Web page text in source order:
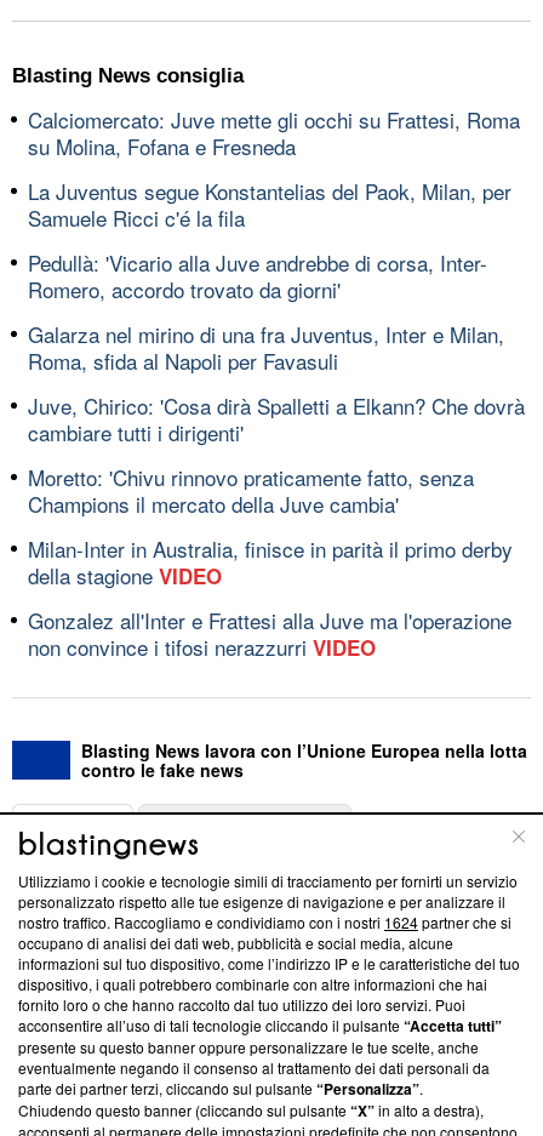
Blasting News consiglia
Calciomercato: Juve mette gli occhi su Frattesi, Roma
su Molina, Fofana e Fresneda
La Juventus segue Konstantelias del Paok, Milan, per
Samuele Ricci c'é la fila
Pedullà: 'Vicario alla Juve andrebbe di corsa, Inter-
Romero, accordo trovato da giorni'
Galarza nel mirino di una fra Juventus, Inter e Milan,
Roma, sfida al Napoli per Favasuli
Juve, Chirico: 'Cosa dirà Spalletti a Elkann? Che dovrà
cambiare tutti i dirigenti'
Moretto: 'Chivu rinnovo praticamente fatto, senza
Champions il mercato della Juve cambia'
Milan-Inter in Australia, finisce in parità il primo derby
della stagione VIDEO
Gonzalez all'Inter e Frattesi alla Juve ma l'operazione
non convince i tifosi nerazzurri VIDEO
Blasting News lavora con l’Unione Europea nella lotta
contro le fake news
ABOUT
Questa sezione offre informazioni trasparenti su Blasting
News, sui nostri processi editoriali e su come ci impegniamo a
creare news di qualità. Inoltre, afferma la nostra aderenza a
‘Trust Project - News with Integrity’Blasting News non è
ancora membro del programma, ma ha richiesto di farne
parte; Trust Project non ha ancora effettuato una verifica di
conformità agli standard.
Su di noi
Utilizziamo i cookie e tecnologie simili di tracciamento per fornirti un servizio
personalizzato rispetto alle tue esigenze di navigazione e per analizzare il
nostro traffico. Raccogliamo e condividiamo con i nostri 1624partner che si
occupano di analisi dei dati web, pubblicità e social media, alcune
informazioni sul tuo dispositivo, come l’indirizzo IP e le caratteristiche del tuo
dispositivo, i quali potrebbero combinarle con altre informazioni che hai
fornito loro o che hanno raccolto dal tuo utilizzo dei loro servizi. Puoi
acconsentire all’uso di tali tecnologie cliccando il pulsante“Accetta tutti”
presente su questo banner oppure personalizzare le tue scelte, anche
eventualmente negando il consenso al trattamento dei dati personali da
parte dei partner terzi, cliccando sul pulsante“Personalizza”.
Chiudendo questo banner (cliccando sul pulsante“X”in alto a destra),
acconsenti al permanere delle impostazioni predefinite che non consentono